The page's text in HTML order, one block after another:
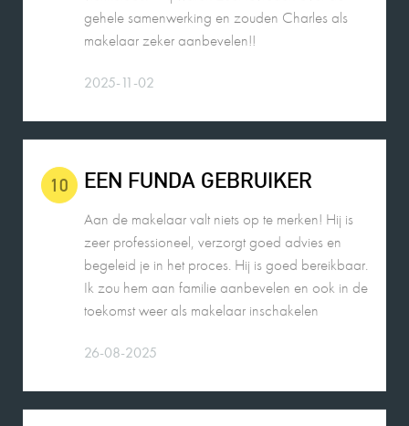
2025-11-02
EEN FUNDA GEBRUIKER
zeer professioneel, verzorgt goed advies en
begeleid je in het proces. Hij is goed bereikbaar.
Ik zou hem aan familie aanbevelen en ook in de
toekomst weer als makelaar inschakelen
26-08-2025
9
VERKOPER KLOKKENBERG